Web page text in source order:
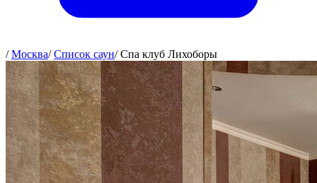
/ Москва/ Список саун/ Спа клуб Лихоборы